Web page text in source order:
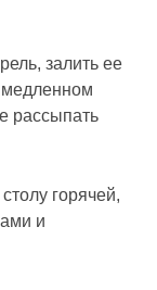
залить ее
рассыпать
горячей,
и